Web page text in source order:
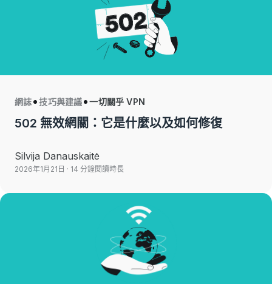
網誌 技巧與建議 一切關乎 VPN
502 無效網關：它是什麼以及如何修復
Silvija Danauskaitė
2026年1月21日 · 14 分鐘閱讀時長